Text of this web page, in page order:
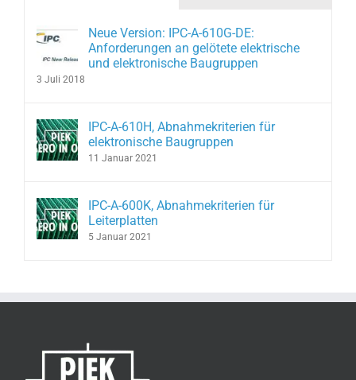
Neue Version: IPC-A-610G-DE:
Anforderungen an gelötete elektrische
und elektronische Baugruppen
3 Juli 2018
IPC-A-610H, Abnahmekriterien für
elektronische Baugruppen
11 Januar 2021
IPC-A-600K, Abnahmekriterien für
Leiterplatten
5 Januar 2021